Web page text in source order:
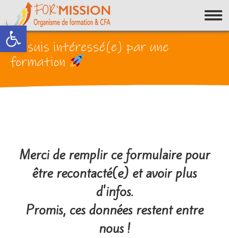
Ouvrir la barre d’outils
Je suis intéressé(e) par une
formation
Merci de remplir ce formulaire pour
être recontacté(e) et avoir plus
d'infos.
Promis, ces données restent entre
nous !